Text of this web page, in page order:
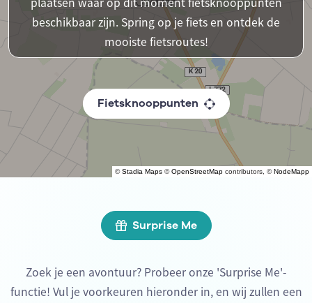
©Stadia Maps ©OpenStreetMap contributors, ©NodeMapp
beschikbaar zijn. Spring op je fiets en ontdek de
mooiste fietsroutes!
Fietsknooppunten
Surprise Me
Zoek je een avontuur? Probeer onze 'Surprise Me'-
functie! Vul je voorkeuren hieronder in, en wij zullen een